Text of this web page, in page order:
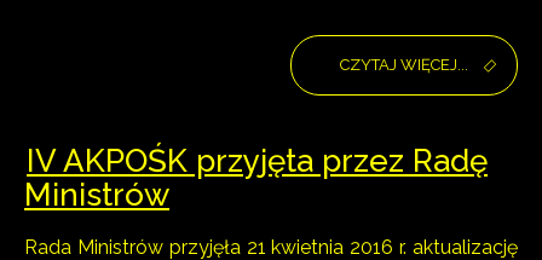
CZYTAJ WIĘCEJ...
IV AKPOŚK przyjęta przez Radę
Ministrów
Rada Ministrów przyjęła 21 kwietnia 2016 r. aktualizację